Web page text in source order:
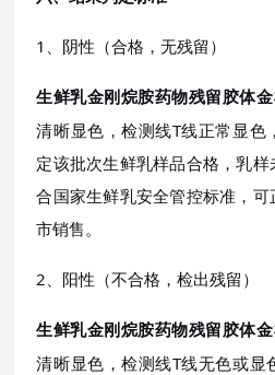
1、阴性（合格，无残留）
生鲜乳金刚烷胺药物残留胶体
清晰显色，检测线T线正常显色
定该批次生鲜乳样品合格，乳
合国家生鲜乳安全管控标准，
市销售。
2、阳性（不合格，检出残留）
生鲜乳金刚烷胺药物残留胶体
清晰显色，检测线T线无色或显